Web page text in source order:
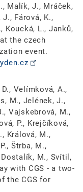
Malík, J., Mráček,
Fárová, K.,
Koucká, L., Janků,
the czech
event.
Velímková, A.,
M., Jelének, J.,
Vajskebrová, M.,
P., Krejčíková,
Králová, M.,
Štrba, M.,
Dostalík, M., Svítil,
with CGS - a two-
the CGS for